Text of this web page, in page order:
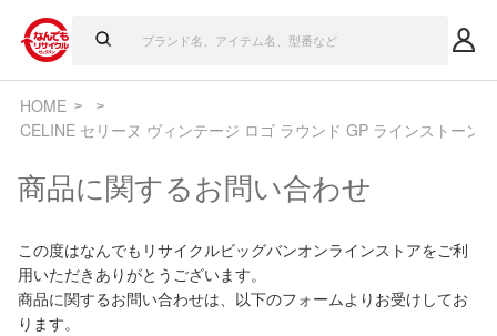
HOME
CELINE セリーヌ ヴィンテージ ロゴ ラウンド GP ラインストーン
商品に関するお問い合わせ
この度はなんでもリサイクルビッグバンオンラインストアをご利
用いただきありがとうございます。
商品に関するお問い合わせは、以下のフォームよりお受けしてお
ります。